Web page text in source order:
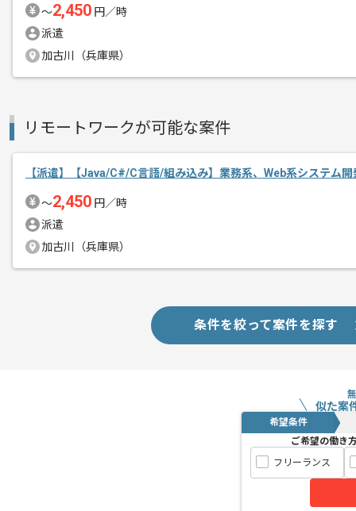
〜2,450 円／時
派遣
加古川（兵庫県）
リモートワークが可能な案件
【派遣】【Java/C#/C言語/組み込み】業務系、Web系システム
〜2,450 円／時
派遣
加古川（兵庫県）
条件を絞って案件を探す
似た案
希望条件
ご希望の働き
フリーランス